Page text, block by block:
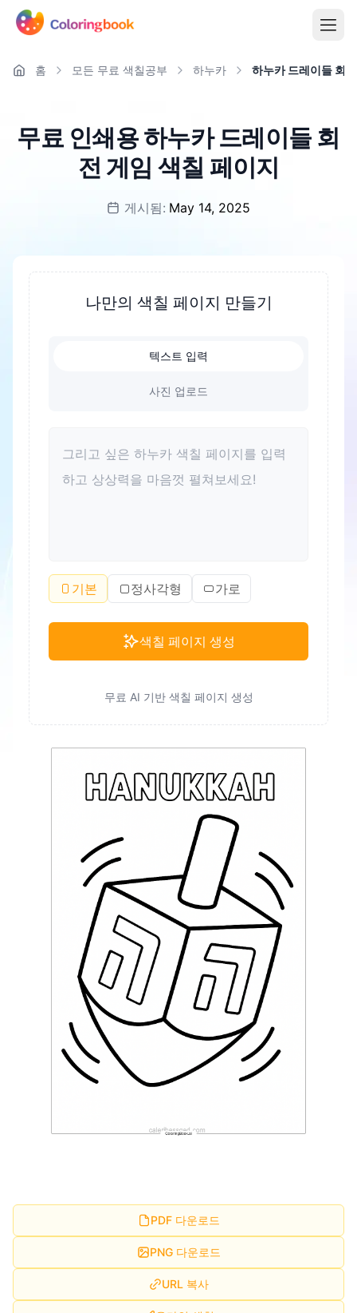
홈 모든 무료 색칠공부 하누카 하누카 드레이들 회
무료 인쇄용 하누카 드레이들 회
전 게임 색칠 페이지
게시됨: May 14, 2025
나만의 색칠 페이지 만들기
텍스트 입력
사진 업로드
기본 정사각형 가로
색칠 페이지 생성
무료 AI 기반 색칠 페이지 생성
PDF 다운로드
PNG 다운로드
URL 복사